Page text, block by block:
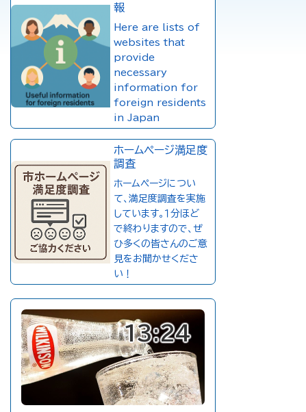
報
Here are lists of
websites that
provide
necessary
information for
foreign residents
in Japan
ホームページ満足度
調査
ホームページについ
て、満足度調査を実施
しています。１分ほど
で終わりますので、ぜ
ひ多くの皆さんのご意
見をお聞かせくださ
い！
13:24